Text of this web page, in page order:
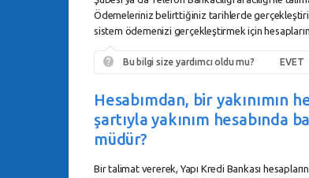
Ödemeleriniz belirttiğiniz tarihlerde
sistem ödemenizi gerçekleştirmek için
Bu bilgi size yardımcı oldu mu? EVET
Hesabımdan, bir yakınımın
şartıyla yakınım hesabında
müdür?
Bir talimat vererek, Yapı Kredi Bankası